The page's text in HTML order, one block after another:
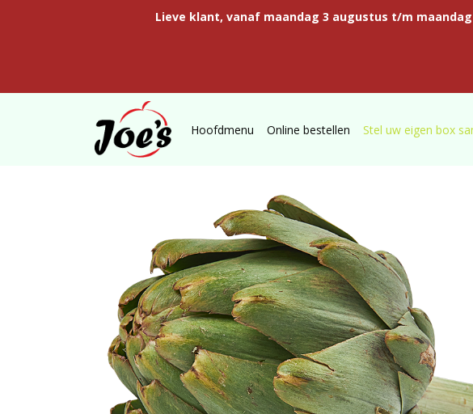
Lieve klant, vanaf maandag 3 augustus t/m
Hoofdmenu Online bestellen Stel uw eigen box